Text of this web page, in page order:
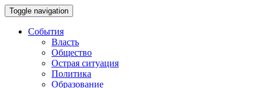
Toggle navigation
События
Власть
Общество
Острая ситуация
Политика
Образование